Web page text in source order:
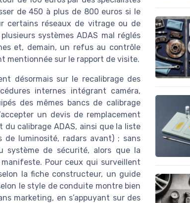
de 450 à plus de 800 euros si le
certains réseaux de vitrage ou de
systèmes ADAS mal réglés
et, demain, un refus au contrôle
mentionnée sur le rapport de visite.
désormais sur le recalibrage des
internes intégrant caméra,
des mêmes bancs de calibrage
un devis de remplacement
calibrage ADAS, ainsi que la liste
de luminosité, radars avant) ; sans
de sécurité, alors que la
Pour ceux qui surveillent
la fiche constructeur, un guide
le style de conduite montre bien
marketing, en s’appuyant sur des